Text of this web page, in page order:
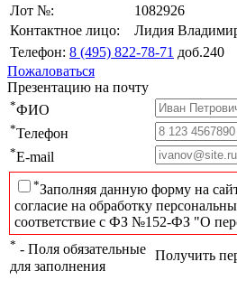
Лот №:
1082926
Контактное лицо:
Лидия
Телефон: 8 (495) 822-78-71 доб.240
Пожаловаться
Презентацию на почту
*ФИО
*Телефон
*E-mail
*Заполняя данную форму на
согласие на обработку
соответствие с ФЗ №152-ФЗ "О
* - Поля обязательные
для заполнения
Получить